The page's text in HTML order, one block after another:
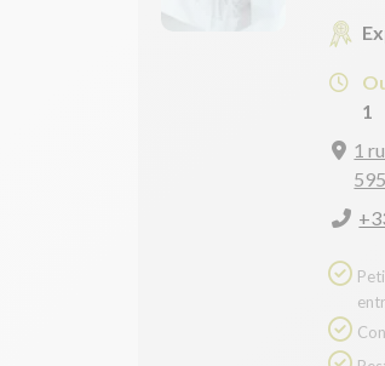
1
1